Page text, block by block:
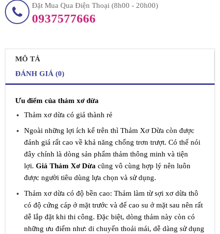
Đặt Mua Qua Điện Thoại (8h00 - 20h00)
0937577666
MÔ TẢ
ĐÁNH GIÁ (0)
Ưu điểm của thảm xơ dừa
Thảm xơ dừa có giá thành rẻ
Ngoài những lợi ích kể trên thì Thảm Xơ Dừa còn được
đánh giá rất cao về khả năng chống trơn trượt. Có thể nói
đây chính là dòng sản phẩm thảm thông minh và tiện
lợi. Giá Thảm Xơ Dừa cũng vô cùng hợp lý nên luôn
được người tiêu dùng lựa chọn và sử dụng.
Thảm xơ dừa có độ bền cao: Thảm làm từ sợi xơ dừa thô
có độ cứng cáp ở mặt trước và đế cao su ở mặt sau nên rất
dễ lắp đặt khi thi công. Đặc biệt, dòng thảm này còn có
những ưu điểm như: di chuyển thoải mái, dễ dàng sử dụng